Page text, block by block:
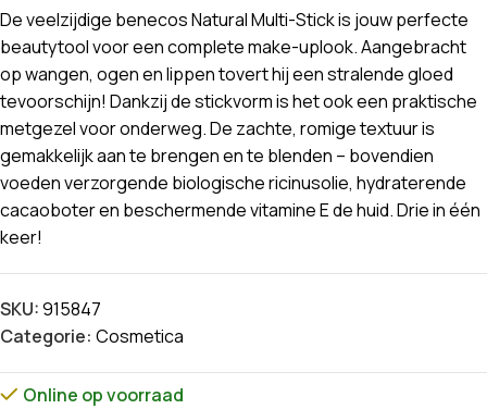
De veelzijdige benecos Natural Multi-Stick is jouw perfecte
beautytool voor een complete make-uplook. Aangebracht
op wangen, ogen en lippen tovert hij een stralende gloed
tevoorschijn! Dankzij de stickvorm is het ook een praktische
metgezel voor onderweg. De zachte, romige textuur is
gemakkelijk aan te brengen en te blenden – bovendien
voeden verzorgende biologische ricinusolie, hydraterende
cacaoboter en beschermende vitamine E de huid. Drie in één
keer!
SKU:915847
Categorie: Cosmetica
Online op voorraad